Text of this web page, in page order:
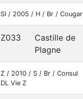
SI / 2005 / H / Br / Cougar
Z033
Castille de
Plagne
Z / 2010 / S / Br / Consul
DL Vie Z